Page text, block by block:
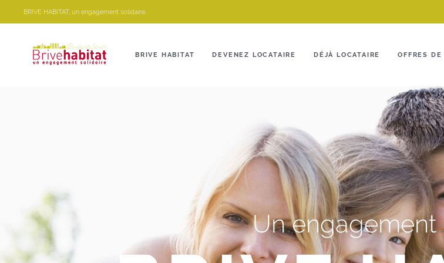
BRIVE HABITAT, un engagement solidaire.
BRIVE HABITAT DEVENEZ LOCATAIRE DÉJÀ LOCATAIRE OFFRES
Un engagement
Panneau de gestion des cookies